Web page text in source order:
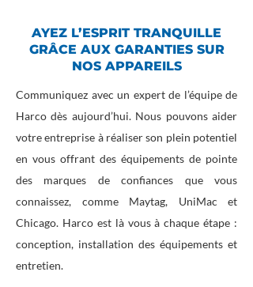
AYEZ L’ESPRIT TRANQUILLE
GRÂCE AUX GARANTIES SUR
NOS APPAREILS
Communiquez avec un expert de l’équipe de
Harco dès aujourd’hui. Nous pouvons aider
votre entreprise à réaliser son plein potentiel
en vous offrant des équipements de pointe
des marques de confiances que vous
connaissez, comme Maytag, UniMac et
Chicago. Harco est là vous à chaque étape :
conception, installation des équipements et
entretien.